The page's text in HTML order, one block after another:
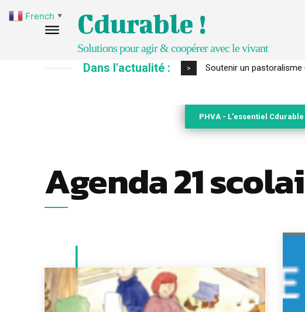
Cdurable !
Solutions pour agir & coopérer avec le vivant
Dans l'actualité : > S’inspirer de l’arbre
PHVA - L'essentiel Cdurable
Agenda 21
French ▼